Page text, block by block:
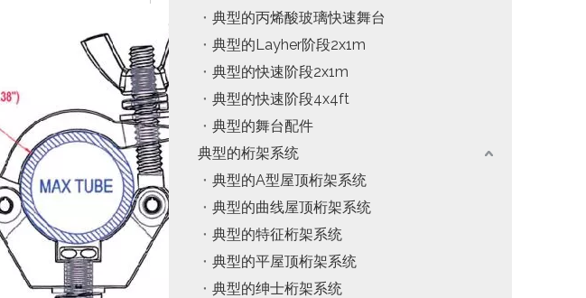
典型的丙烯酸玻璃快速舞台
典型的Layher阶段2x1m
典型的快速阶段2x1m
典型的快速阶段4x4ft
典型的舞台配件
典型的桁架系统
典型的A型屋顶桁架系统
典型的曲线屋顶桁架系统
典型的特征桁架系统
典型的平屋顶桁架系统
典型的绅士桁架系统